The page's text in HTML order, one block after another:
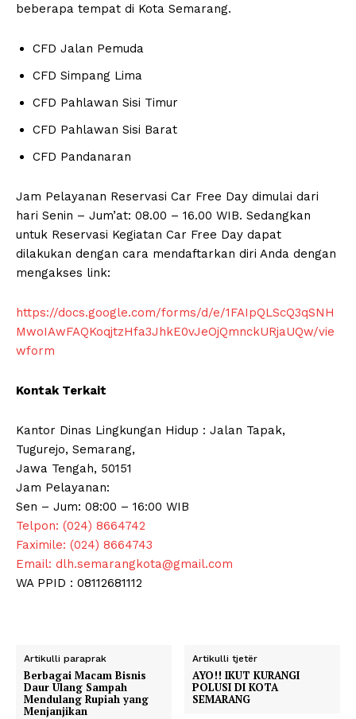
Kota Semarang
Menu Utama
Kota Semarang
PPID Kota Semarang
Smart City
Diskominfo Kota Semarang
beberapa tempat di Kota Semarang.
CFD Jalan Pemuda
CFD Simpang Lima
CFD Pahlawan Sisi Timur
CFD Pahlawan Sisi Barat
CFD Pandanaran
Jam Pelayanan Reservasi Car Free Day dimulai dari
hari Senin – Jum’at: 08.00 – 16.00 WIB. Sedangkan
untuk Reservasi Kegiatan Car Free Day dapat
dilakukan dengan cara mendaftarkan diri Anda dengan
mengakses link:
https://docs.google.com/forms/d/e/1FAIpQLScQ3qSNH
MwoIAwFAQKoqjtzHfa3JhkE0vJeOjQmnckURjaUQw/vie
wform
Kontak Terkait
Kantor Dinas Lingkungan Hidup : Jalan Tapak,
Tugurejo, Semarang,
Jawa Tengah, 50151
Jam Pelayanan:
Sen – Jum: 08:00 – 16:00 WIB
Telpon: (024) 8664742
Faximile: (024) 8664743
Email: dlh.semarangkota@gmail.com
WA PPID : 08112681112
Artikulli paraprak
Berbagai Macam Bisnis
Daur Ulang Sampah
Mendulang Rupiah yang
Menjanjikan
Artikulli tjetër
AYO!! IKUT KURANGI
POLUSI DI KOTA
SEMARANG